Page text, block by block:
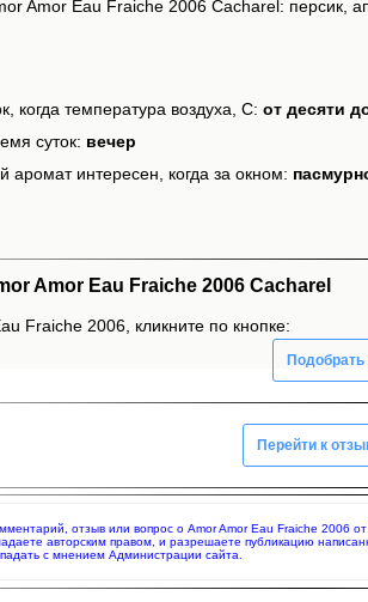
Amor Eau Fraiche 2006 Cacharel: персик,
когда температура воздуха, С: от десяти
суток: вечер
аромат интересен, когда за окном:
Amor Eau Fraiche 2006 Cacharel
Fraiche 2006, кликните по кнопке:
Подобрать
Перейти к
отзыв или вопрос о Amor Amor Eau Fraiche 2006
авторским правом, и разрешаете публикацию
с мнением Администрации сайта.